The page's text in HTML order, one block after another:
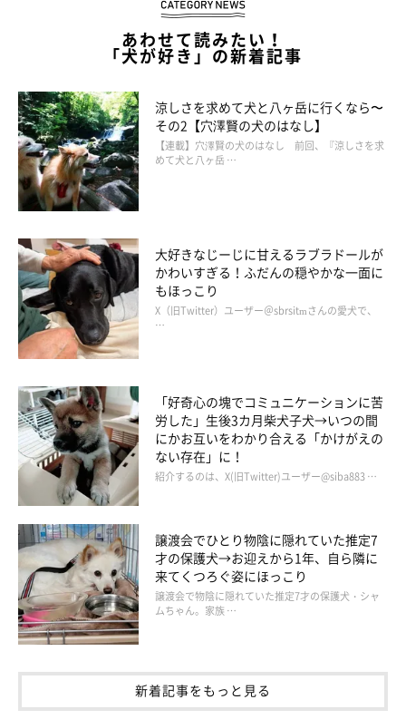
あわせて読みたい！
「犬が好き」の新着記事
涼しさを求めて犬と八ヶ岳に行くなら〜
その2【穴澤賢の犬のはなし】
【連載】穴澤賢の犬のはなし 前回、『涼しさを求
めて犬と八ヶ岳 …
大好きなじーじに甘えるラブラドールが
かわいすぎる！ふだんの穏やかな一面に
もほっこり
X（旧Twitter）ユーザー＠sbrsitmさんの愛犬で、
…
「好奇心の塊でコミュニケーションに苦
労した」生後3カ月柴犬子犬→いつの間
にかお互いをわかり合える「かけがえの
ない存在」に！
紹介するのは、X(旧Twitter)ユーザー@siba883 …
譲渡会でひとり物陰に隠れていた推定7
才の保護犬→お迎えから1年、自ら隣に
来てくつろぐ姿にほっこり
譲渡会で物陰に隠れていた推定7才の保護犬・シャ
ムちゃん。家族 …
新着記事をもっと見る